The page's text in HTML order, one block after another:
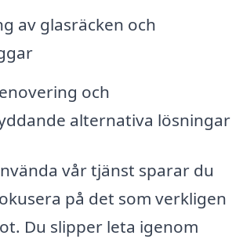
av glasräcken och
och
alternativa lösningar
vår tjänst sparar du
på det som verkligen
Du slipper leta igenom